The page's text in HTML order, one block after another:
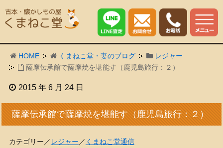
HOME くまねこ堂・妻のブログ
レジャー
薩摩伝承館で薩摩焼を堪能す（鹿児島旅行：２）
2015 年 6 月 24 日
薩摩伝承館で薩摩焼を堪能す（鹿児島旅行：２）
カテゴリー／ レジャー／ くまねこ堂通信